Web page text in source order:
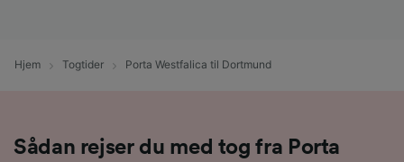
Hjem Togtider Porta Westfalica til Dortmund
Sådan rejser du med tog fra Porta